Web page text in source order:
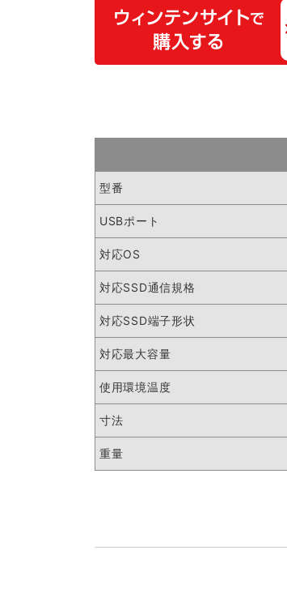
型番
USBポート
対応OS
対応SSD通信規格
対応SSD端子形状
対応最大容量
使用環境温度
寸法
重量